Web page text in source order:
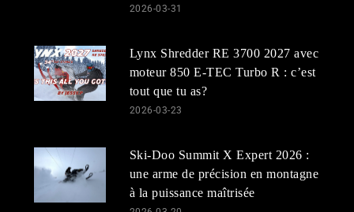
2026-03-31
Lynx Shredder RE 3700 2027 avec
moteur 850 E-TEC Turbo R : c’est
tout que tu as?
2026-03-23
Ski-Doo Summit X Expert 2026 :
une arme de précision en montagne
à la puissance maîtrisée